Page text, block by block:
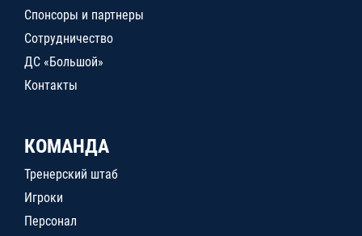
Спонсоры и партнеры
Сотрудничество
ДС «Большой»
Контакты
КОМАНДА
Тренерский штаб
Игроки
Персонал